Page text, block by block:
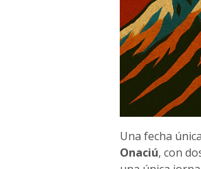
Una fecha
Onaciú, con